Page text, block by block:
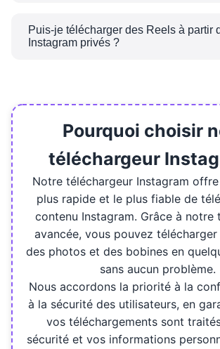
télécharger n'importe quelle
publique sans vous connecter à
Puis-je télécharger des Reels à partir
Instagram privés ?
contenu en privé les comptes sont
ne peuvent donc pas être
Pourquoi choisir
téléchargeur
Notre téléchargeur Instagram
plus rapide et le plus fiable de
contenu Instagram. Grâce à notre
avancée, vous pouvez
des photos et des bobines en
sans aucun problème.
Nous accordons la priorité à la
à la sécurité des utilisateurs, en
vos téléchargements sont
sécurité et vos informations